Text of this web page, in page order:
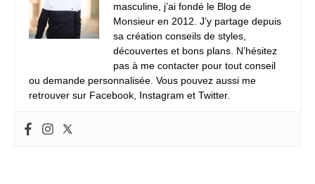
masculine, j’ai fondé le Blog de
Monsieur en 2012. J’y partage depuis
sa création conseils de styles,
découvertes et bons plans. N’hésitez
pas à me contacter pour tout conseil
ou demande personnalisée. Vous pouvez aussi me
retrouver sur Facebook, Instagram et Twitter.